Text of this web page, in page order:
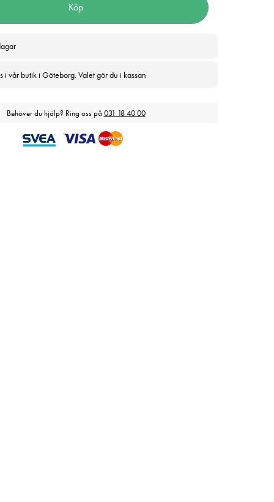
Köp
i vår butik i Göteborg. Valet gör du i kassan
Behöver du hjälp? Ring oss på 031 18 40 00